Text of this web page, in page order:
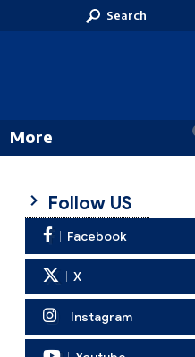
Search
More
Follow US
Facebook
X
Instagram